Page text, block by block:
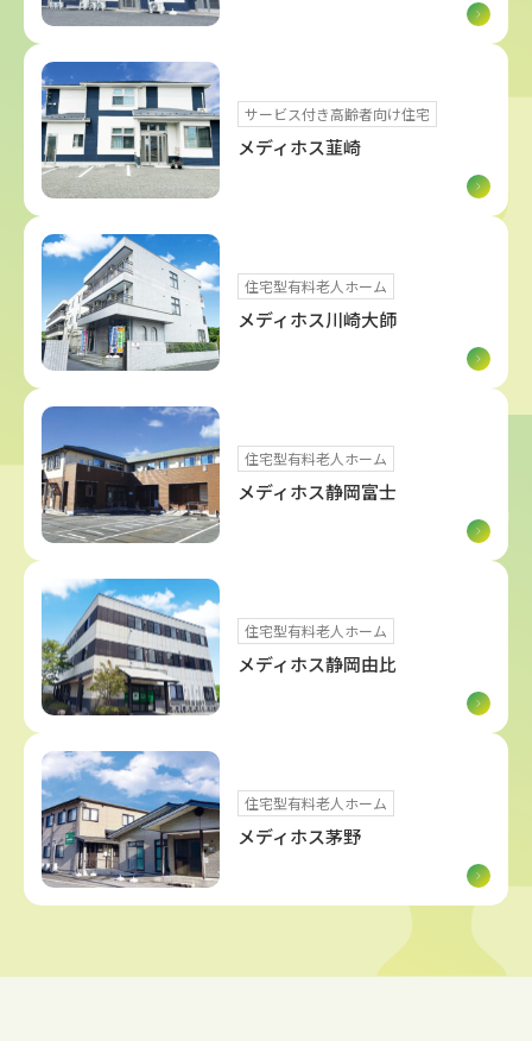
サービス付き高齢者向け住宅
メディホス韮崎
住宅型有料老人ホーム
メディホス川崎大師
住宅型有料老人ホーム
メディホス静岡富士
住宅型有料老人ホーム
メディホス静岡由比
住宅型有料老人ホーム
メディホス茅野